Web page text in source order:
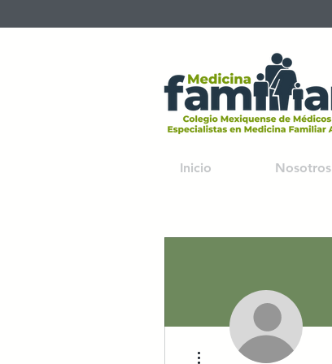
Inicio Nosotros
Más acciones